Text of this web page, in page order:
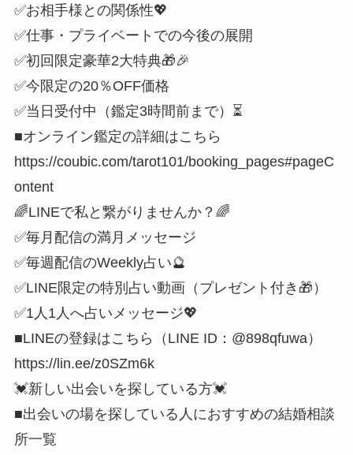
✅お相手様との関係性💖
✅仕事・プライベートでの今後の展開
✅初回限定豪華2大特典🎁🎉
✅今限定の20％OFF価格
✅当日受付中（鑑定3時間前まで）⏳
■オンライン鑑定の詳細はこちら
https://coubic.com/tarot101/booking_pages#pageC
ontent
🌈LINEで私と繋がりませんか？🌈
✅毎月配信の満月メッセージ
✅毎週配信のWeekly占い🔮
✅LINE限定の特別占い動画（プレゼント付き🎁）
✅1人1人へ占いメッセージ💖
■LINEの登録はこちら（LINE ID：@898qfuwa）
https://lin.ee/z0SZm6k
💓新しい出会いを探している方💓
■出会いの場を探している人におすすめの結婚相談
所一覧